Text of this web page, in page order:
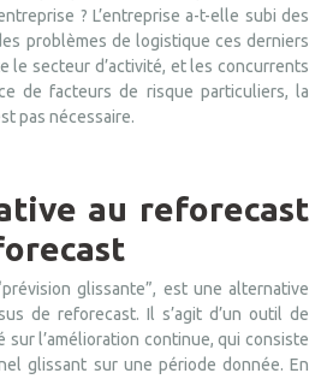
? L’entreprise a-t-elle subi des
problèmes de logistique ces derniers
le secteur d’activité, et les concurrents
de facteurs de risque particuliers, la
pas nécessaire.
au reforecast
glissante”, est une alternative
de reforecast. Il s’agit d’un outil de
sur l’amélioration continue, qui consiste
glissant sur une période donnée. En